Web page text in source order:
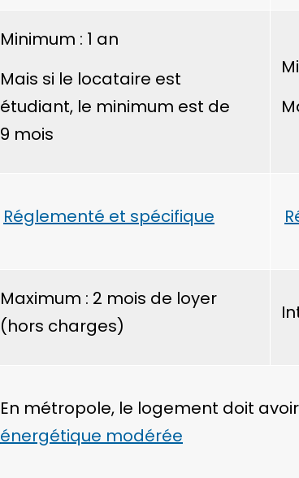
Minimum : 1 an
Mais si le locataire est
étudiant, le minimum est de
9 mois
Réglementé et spécifique
Maximum : 2 mois de loyer
(hors charges)
En métropole, le logement doit
énergétique modérée